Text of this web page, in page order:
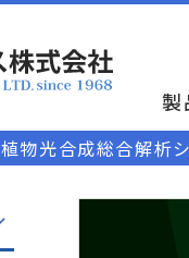
製
植物光合成総合解析